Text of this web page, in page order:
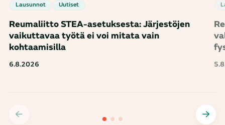
Lausunnot Uutiset
Reumaliitto STEA-asetuksesta: Järjestöjen
vaikuttavaa työtä ei voi mitata vain
kohtaamisilla
6.8.2026